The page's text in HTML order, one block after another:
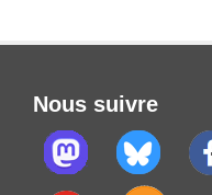
Nous suivre